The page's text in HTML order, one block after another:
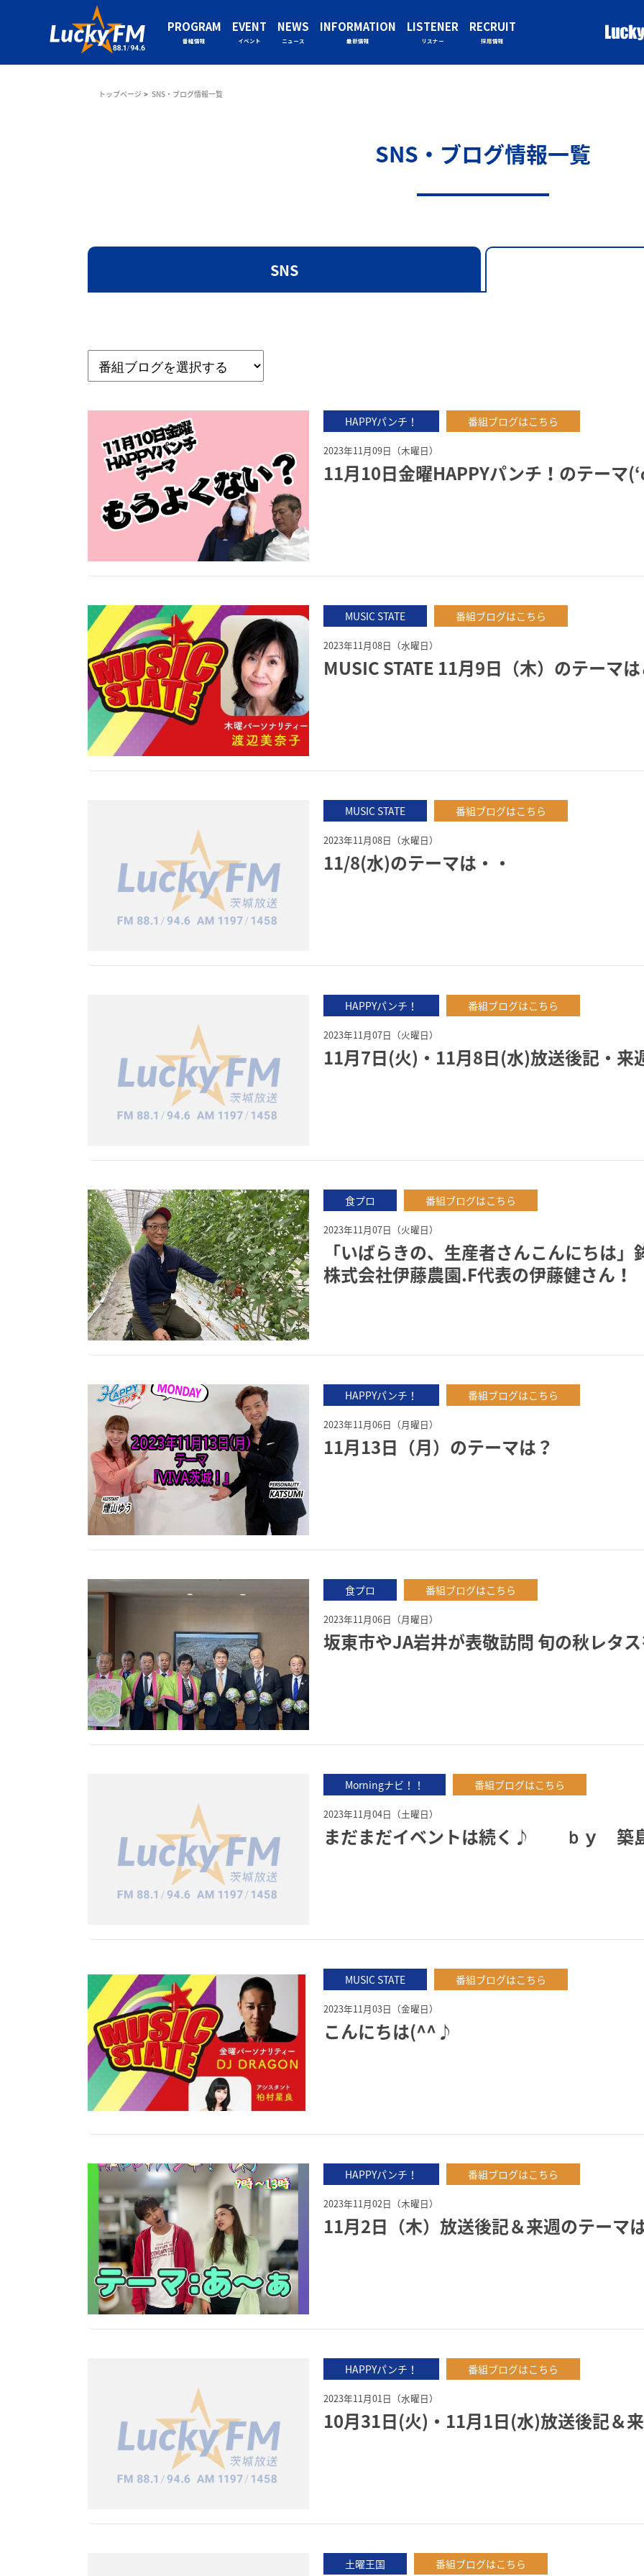
PROGRAM
番組情報
EVENT
イベント
NEWS
ニュース
INFORMATION
最新情報
LISTENER
リスナー
RECRUIT
採用情報
トップページ SNS・ブログ情報一覧
SNS・ブログ情報一覧
SNS
HAPPYパンチ！ 番組ブログはこちら
2023年11月09日（木曜日）
11月10日金曜HAPPYパンチ！のテーマ
MUSIC STATE 番組ブログはこちら
2023年11月08日（水曜日）
MUSIC STATE 11月9日（木）のテーマ
MUSIC STATE 番組ブログはこちら
2023年11月08日（水曜日）
11/8(水)のテーマは・・
HAPPYパンチ！ 番組ブログはこちら
2023年11月07日（火曜日）
11月7日(火)・11月8日(水)放送後記・来
食プロ 番組ブログはこちら
2023年11月07日（火曜日）
「いばらきの、生産者さんこんにちは
株式会社伊藤農園.F代表の伊藤健さん！
HAPPYパンチ！ 番組ブログはこちら
2023年11月06日（月曜日）
11月13日（月）のテーマは？
食プロ 番組ブログはこちら
2023年11月06日（月曜日）
坂東市やJA岩井が表敬訪問 旬の秋レタ
Morningナビ！！ 番組ブログはこちら
2023年11月04日（土曜日）
まだまだイベントは続く♪ ｂｙ 築
MUSIC STATE 番組ブログはこちら
2023年11月03日（金曜日）
こんにちは(^^♪
HAPPYパンチ！ 番組ブログはこちら
2023年11月02日（木曜日）
11月2日（木）放送後記＆来週のテーマ
HAPPYパンチ！ 番組ブログはこちら
2023年11月01日（水曜日）
10月31日(火)・11月1日(水)放送後記＆
土曜王国 番組ブログはこちら